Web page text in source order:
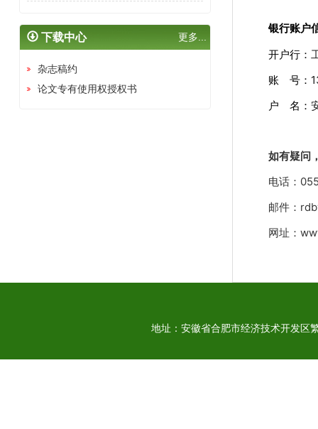
银行账户
开户行：
账 号：
户 名：
如有疑问
电话：
邮件：
网址：
下载中心 更多...
杂志稿约
论文专有使用权授权书
地址：安徽省合肥市经济技术开发